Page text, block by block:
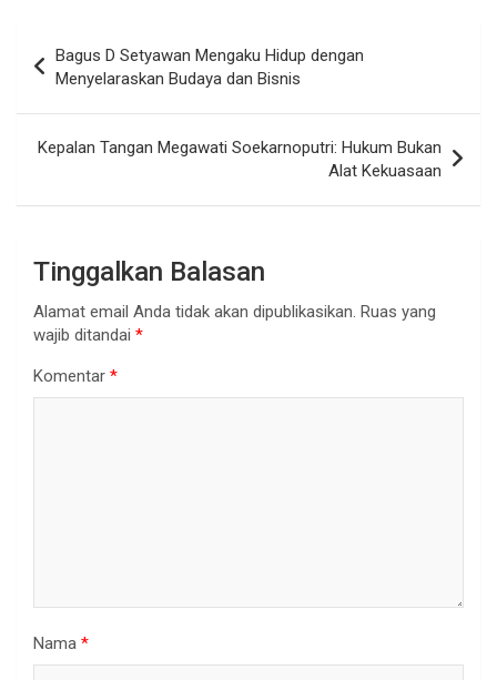
pos
Bagus D Setyawan Mengaku Hidup dengan
Menyelaraskan Budaya dan Bisnis
Kepalan Tangan Megawati Soekarnoputri: Hukum Bukan
Alat Kekuasaan
Tinggalkan Balasan
Alamat email Anda tidak akan dipublikasikan. Ruas yang
wajib ditandai *
Komentar *
Nama *